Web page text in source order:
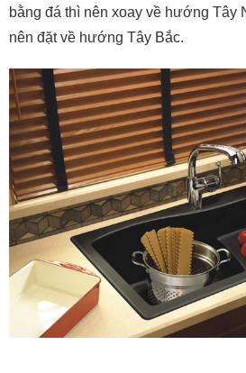
bằng đá thì nên xoay về hướng Tây
nên đặt về hướng Tây Bắc.